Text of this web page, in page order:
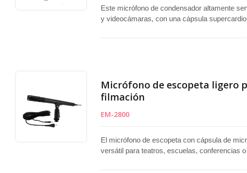
Este micrófono de condensador altamente
y videocámaras, con una cápsula
conector de 3.5 mm. El soporte de
Micrófono de escopeta ligero
filmación
EM-2800
El micrófono de escopeta con cápsula de
versátil para teatros, escuelas, conferencias